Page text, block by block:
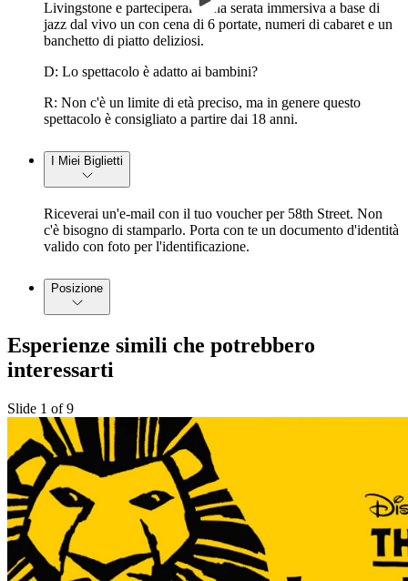
Livingstone e parteciperai a una serata immersiva a base di
jazz dal vivo un con cena di 6 portate, numeri di cabaret e un
banchetto di piatto deliziosi.
D: Lo spettacolo è adatto ai bambini?
R: Non c'è un limite di età preciso, ma in genere questo
spettacolo è consigliato a partire dai 18 anni.
I Miei Biglietti
Riceverai un'e-mail con il tuo voucher per 58th Street. Non
c'è bisogno di stamparlo. Porta con te un documento d'identità
valido con foto per l'identificazione.
Posizione
Esperienze simili che potrebbero
interessarti
Slide 1 of 9